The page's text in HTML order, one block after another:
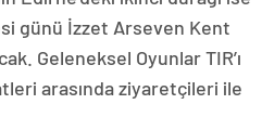
günü İzzet Arseven Kent
Geleneksel Oyunlar TIR’ı
arasında ziyaretçileri ile